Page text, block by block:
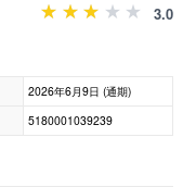
3.0
2026年6月9日 (通期)
5180001039239